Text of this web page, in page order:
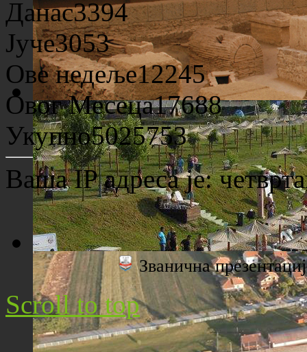
Археолошко налазиште "Viminacium"
Плажа "Топољар" - Поглед са торња
Данас3394
Јуче3053
Ове недеље12245
Овог Месеца17688
Укупно5025753
Ваша IP адреса је:
Званична
Scroll to top